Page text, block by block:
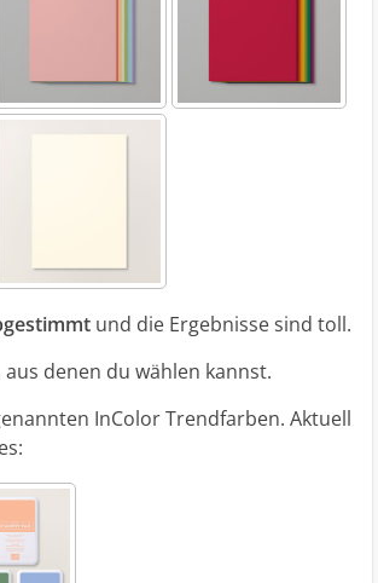
und die Ergebnisse sind toll.
denen du wählen kannst.
InColor Trendfarben. Aktuell